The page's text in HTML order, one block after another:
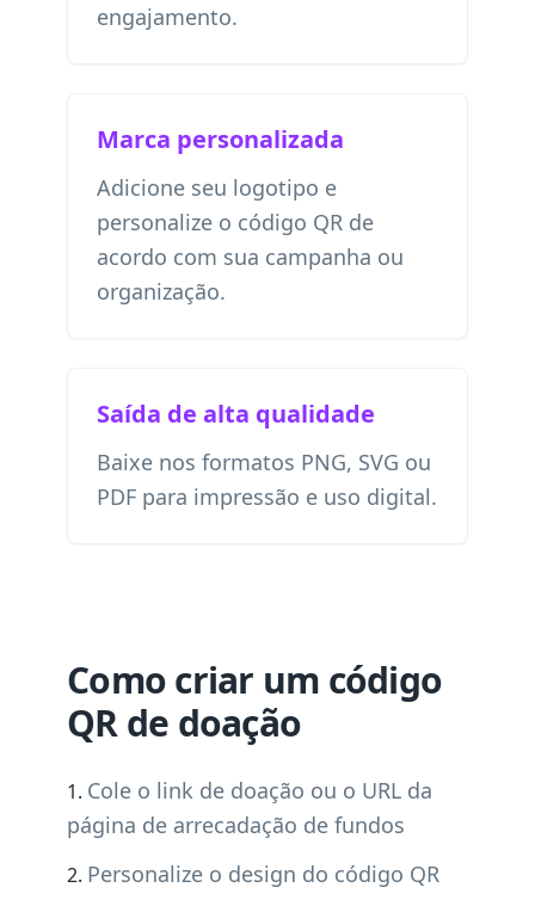
engajamento.
Marca personalizada
Adicione seu logotipo e
personalize o código QR de
acordo com sua campanha ou
organização.
Saída de alta qualidade
Baixe nos formatos PNG, SVG ou
PDF para impressão e uso digital.
Como criar um código
QR de doação
Cole o link de doação ou o URL da
página de arrecadação de fundos
Personalize o design do código QR